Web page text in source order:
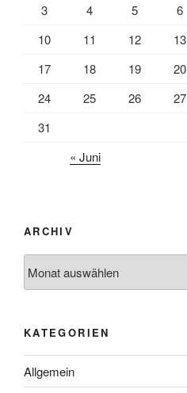
3
4 5 6
10
11 12 13
17
18 19 20
24
25 26 27
31
« Juni
ARCHIV
KATEGORIEN
Allgemein